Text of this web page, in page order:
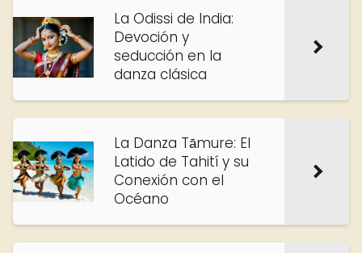
La Odissi de India:
Devoción y
seducción en la
danza clásica
La Danza Tāmure: El
Latido de Tahití y su
Conexión con el
Océano